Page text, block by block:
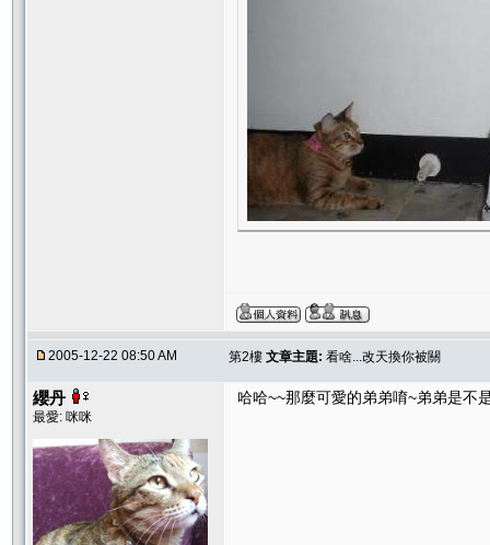
2005-12-22 08:50 AM 第2樓 文章主題: 看啥...改天換你被關
纓丹
最愛: 咪咪
哈哈~~那麼可愛的弟弟唷~弟弟是不